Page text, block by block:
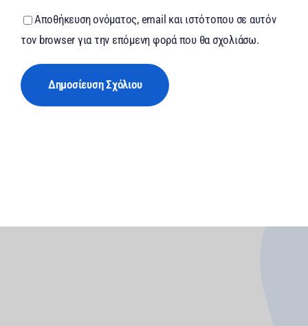
Αποθήκευση ονόματος, email και ιστότοπου σε αυτόν
τον browser για την επόμενη φορά που θα σχολιάσω.